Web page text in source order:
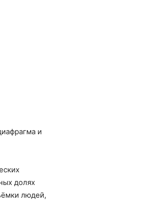
и
долях
людей,